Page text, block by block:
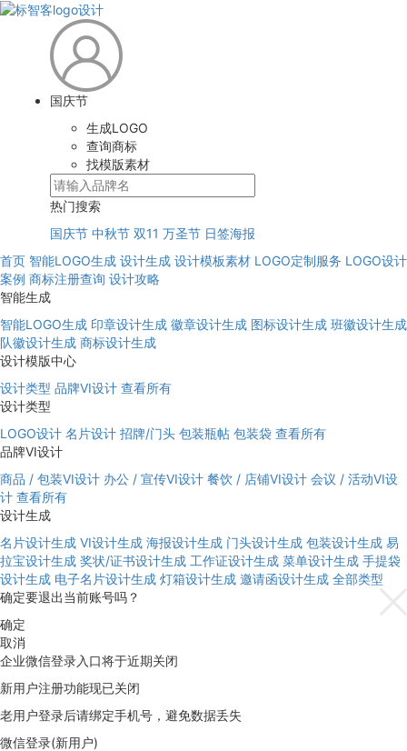
国庆节
生成LOGO
查询商标
找模版素材
热门搜索
国庆节 中秋节 双11 万圣节 日签海报
首页 智能LOGO生成 设计生成 设计模板素材 LOGO定制服务 LOGO设计
案例 商标注册查询 设计攻略
智能生成
智能LOGO生成 印章设计生成 徽章设计生成 图标设计生成 班徽设计生成
队徽设计生成 商标设计生成
设计模版中心
设计类型 品牌VI设计 查看所有
设计类型
LOGO设计 名片设计 招牌/门头 包装瓶帖 包装袋 查看所有
品牌VI设计
商品 / 包装VI设计 办公 / 宣传VI设计 餐饮 / 店铺VI设计 会议 / 活动VI设
计 查看所有
设计生成
名片设计生成 VI设计生成 海报设计生成 门头设计生成 包装设计生成 易
拉宝设计生成 奖状/证书设计生成 工作证设计生成 菜单设计生成 手提袋
设计生成 电子名片设计生成 灯箱设计生成 邀请函设计生成 全部类型
确定要退出当前账号吗？
确定
取消
企业微信登录入口将于近期关闭
新用户注册功能现已关闭
老用户登录后请绑定手机号，避免数据丢失
微信登录(新用户)